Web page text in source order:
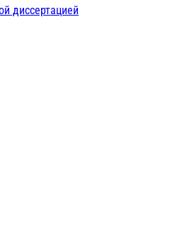
диссертацией